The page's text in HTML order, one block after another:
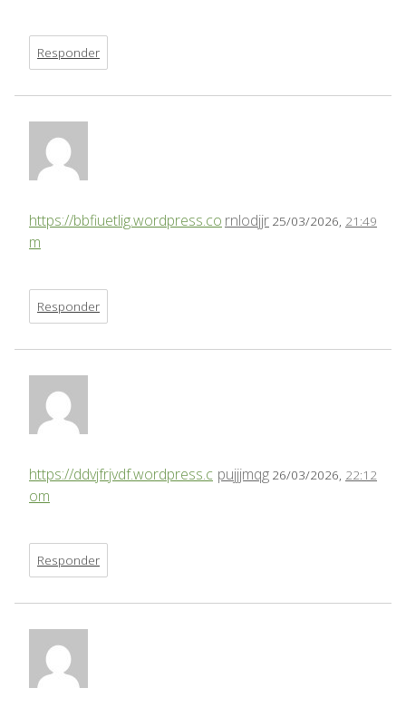
Responder
rnlodjjr 25/03/2026, 21:49
https://bbfiuetlig.wordpress.co
m
Responder
pujjjmqg 26/03/2026, 22:12
https://ddvjfrjvdf.wordpress.c
om
Responder